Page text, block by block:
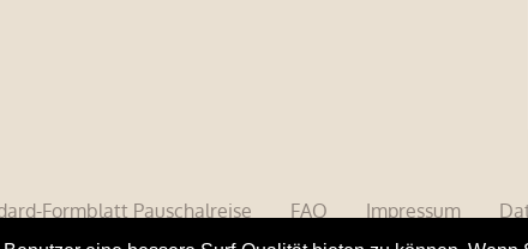
Formblatt Pauschalreise FAQ Impressum